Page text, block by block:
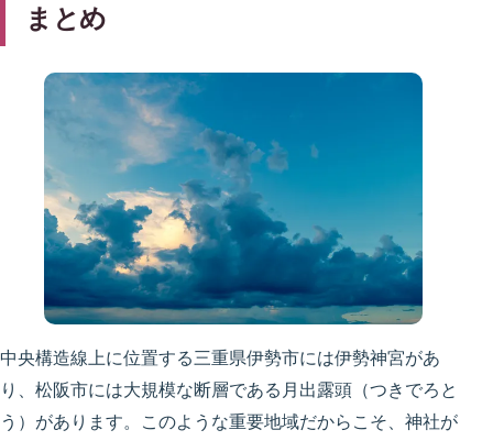
まとめ
中央構造線上に位置する三重県伊勢市には伊勢神宮があ
り、松阪市には大規模な断層である月出露頭（つきでろと
う）があります。このような重要地域だからこそ、神社が